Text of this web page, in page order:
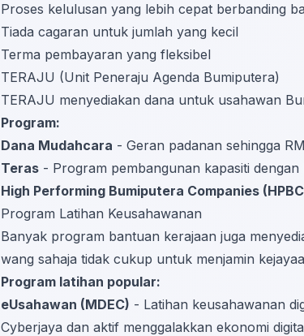
Proses kelulusan yang lebih cepat berbanding
Tiada cagaran untuk jumlah yang kecil
Terma pembayaran yang fleksibel
TERAJU (Unit Peneraju Agenda Bumiputera)
TERAJU menyediakan dana untuk usahawan
Program:
Dana Mudahcara - Geran padanan sehingga
Teras - Program pembangunan kapasiti
High Performing Bumiputera Companies
Program Latihan Keusahawanan
Banyak program bantuan kerajaan juga
wang sahaja tidak cukup untuk menjamin
Program latihan popular:
eUsahawan (MDEC) - Latihan keusahawanan
Cyberjaya dan aktif menggalakkan ekonomi